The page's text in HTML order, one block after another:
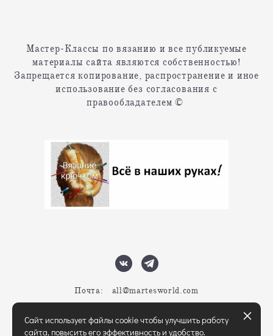
Мастер-Классы по вязанию и все публикуемые
материалы сайта являются собственностью!
Запрещается копирование, распространение и иное
использование без согласования с
правообладателем ©
Почта: all@martesworld.com
Сайт использует файлы cookie чтобы улучшить работу
сайта, повысить его эффективность и удобство.